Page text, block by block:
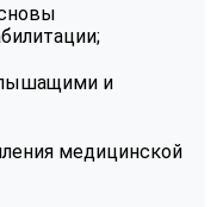
и
медицинской